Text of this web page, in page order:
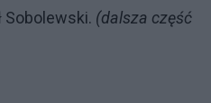
Sobolewski. (dalsza część